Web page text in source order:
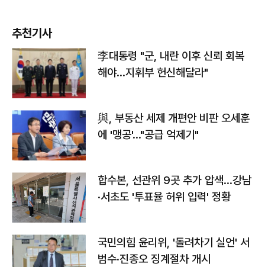
추천기사
李대통령 "군, 내란 이후 신뢰 회복
해야…지휘부 헌신해달라"
與, 부동산 세제 개편안 비판 오세훈
에 '맹공'…"공급 억제기"
합수본, 선관위 9곳 추가 압색…강남
·서초도 '투표율 허위 입력' 정황
국민의힘 윤리위, '돌려차기 실언' 서
범수·진종오 징계절차 개시